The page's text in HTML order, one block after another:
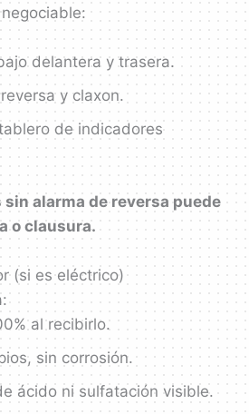
delantera y trasera.
y claxon.
de indicadores
sin alarma de reversa puede
o clausura.
(si es eléctrico)
al recibirlo.
sin corrosión.
ácido ni sulfatación visible.